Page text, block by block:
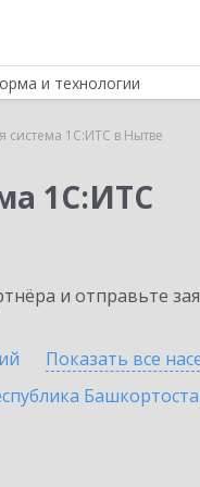
и технологии
1С:ИТС в Нытве
1С:ИТС
и отправьте
Показать все